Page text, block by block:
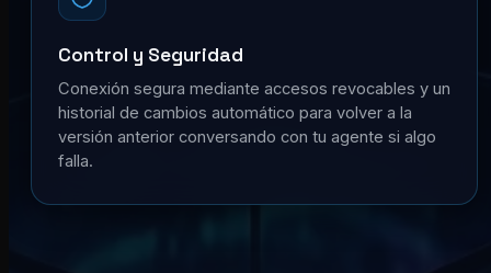
Control y Seguridad
Conexión segura mediante accesos revocables y un
historial de cambios automático para volver a la
versión anterior conversando con tu agente si algo
falla.